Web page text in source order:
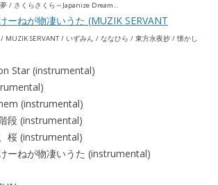
/ さくらさくら～Japanize Dream…
ーねが物凄いうた (MUZIK SERVANT
MUZIK SERVANT / いずみん / ななひら / 東方永夜抄 / 懐かし
Star (instrumental)
(instrumental)
段 (instrumental)
桜 (instrumental)
ーねが物凄いうた (instrumental)